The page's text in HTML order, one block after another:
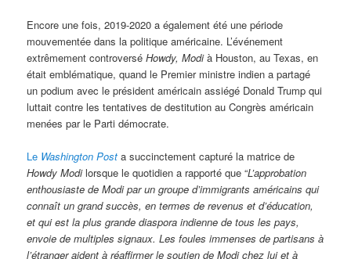
Encore une fois, 2019-2020 a également été une période
mouvementée dans la politique américaine. L’événement
extrêmement controverséHowdy, Modià Houston, au Texas, en
était emblématique, quand le Premier ministre indien a partagé
un podium avec le président américain assiégé Donald Trump qui
luttait contre les tentatives de destitution au Congrès américain
menées par le Parti démocrate.
Le Washington Post a succinctement capturé la matrice de
Howdy Modilorsque le quotidien a rapporté que “L’approbation
enthousiaste de Modi par un groupe d’immigrants américains qui
connaît un grand succès, en termes de revenus et d’éducation,
et qui est la plus grande diaspora indienne de tous les pays,
envoie de multiples signaux. Les foules immenses de partisans à
l’étranger aident à réaffirmer le soutien de Modi chez lui et à